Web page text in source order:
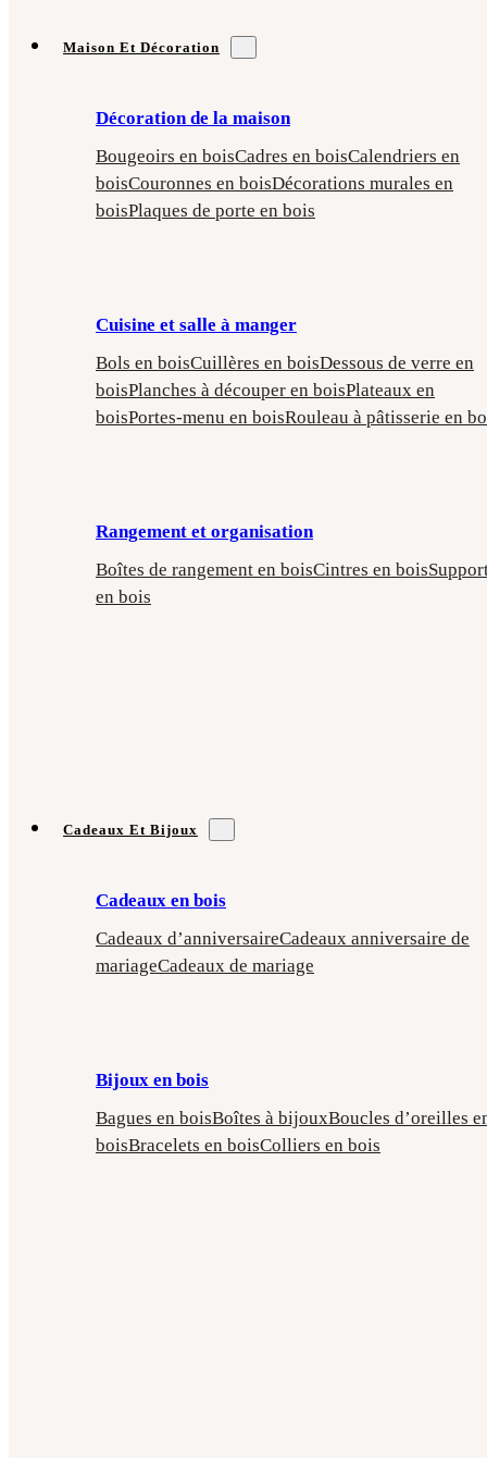
Maison Et Décoration
Décoration de la maison
Bougeoirs en boisCadres en boisCalendriers en
boisCouronnes en boisDécorations murales en
boisPlaques de porte en bois
Cuisine et salle à manger
Bols en boisCuillères en boisDessous de verre en
boisPlanches à découper en boisPlateaux en
boisPortes-menu en boisRouleau à pâtisserie en
Rangement et organisation
Boîtes de rangement en boisCintres en bois
en bois
Cadeaux Et Bijoux
Cadeaux en bois
Cadeaux d’anniversaireCadeaux anniversaire de
mariageCadeaux de mariage
Bijoux en bois
Bagues en boisBoîtes à bijouxBoucles d’oreilles
boisBracelets en boisColliers en bois